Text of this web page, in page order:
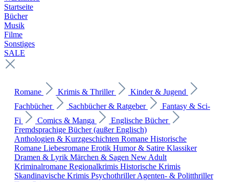
Startseite
Bücher
Musik
Filme
Sonstiges
SALE
Romane Krimis & Thriller
Kinder & Jugend
Fachbücher
Sachbücher & Ratgeber
Fantasy & Sci-
Fi
Comics & Manga
Englische Bücher
Fremdsprachige Bücher (außer Englisch)
Anthologien & Kurzgeschichten Romane Historische
Romane Liebesromane Erotik Humor & Satire Klassiker
Dramen & Lyrik Märchen & Sagen New Adult
Kriminalromane Regionalkrimis Historische Krimis
Skandinavische Krimis PsychothrillerAgenten- & Politthriller